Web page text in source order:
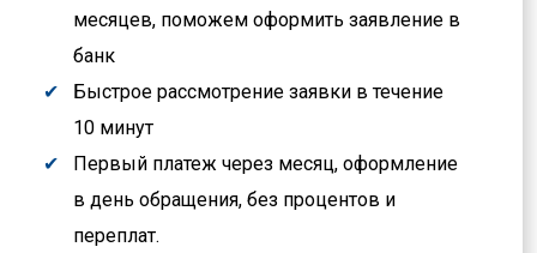
месяцев, поможем оформить заявление в
банк
Быстрое рассмотрение заявки в течение
10 минут
Первый платеж через месяц, оформление
в день обращения, без процентов и
переплат.